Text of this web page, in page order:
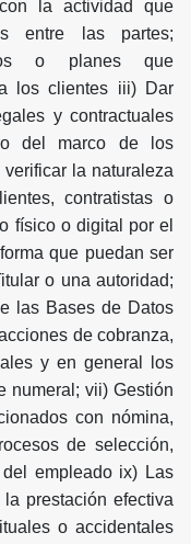
la actividad que
entre las partes;
o planes que
los clientes iii) Dar
y contractuales
del marco de los
la naturaleza
contratistas o
físico o digital por el
que puedan ser
o una autoridad;
las Bases de Datos
de cobranza,
y en general los
numeral; vii) Gestión
con nómina,
de selección,
empleado ix) Las
prestación efectiva
o accidentales